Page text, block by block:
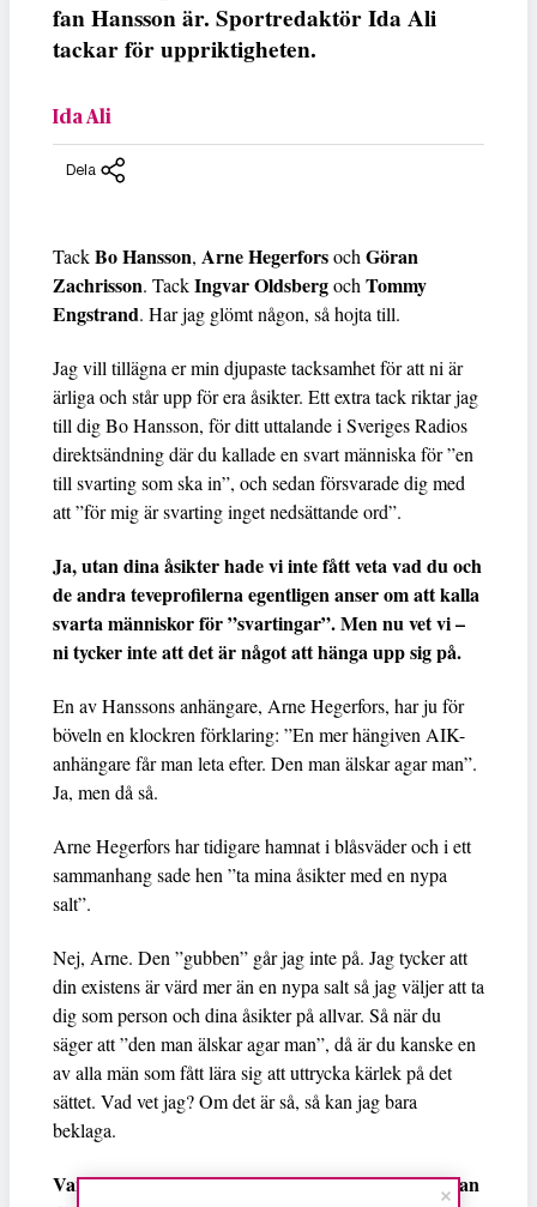
fan Hansson är. Sportredaktör Ida Ali
tackar för uppriktigheten.
Ida Ali
Dela
TackBo Hansson, Arne Hegerforsoch Göran
Zachrisson. TackIngvar Oldsbergoch Tommy
Engstrand. Har jag glömt någon, så hojta till.
Jag vill tillägna er min djupaste tacksamhet för att ni är
ärliga och står upp för era åsikter. Ett extra tack riktar jag
till dig Bo Hansson, för ditt uttalande i Sveriges Radios
direktsändning där du kallade en svart människa för ”en
till svarting som ska in”, och sedan försvarade dig med
att ”för mig är svarting inget nedsättande ord”.
Ja, utan dina åsikter hade vi inte fått veta vad du och
de andra teveprofilerna egentligen anser om att kalla
svarta människor för ”svartingar”. Men nu vet vi –
ni tycker inte att det är något att hänga upp sig på.
En av Hanssons anhängare, Arne Hegerfors, har ju för
böveln en klockren förklaring: ”En mer hängiven AIK-
anhängare får man leta efter. Den man älskar agar man”.
Ja, men då så.
Arne Hegerfors har tidigare hamnat i blåsväder och i ett
sammanhang sade hen ”ta mina åsikter med en nypa
salt”.
Nej, Arne. Den ”gubben” går jag inte på. Jag tycker att
din existens är värd mer än en nypa salt så jag väljer att ta
dig som person och dina åsikter på allvar. Så när du
säger att ”den man älskar agar man”, då är du kanske en
av alla män som fått lära sig att uttrycka kärlek på det
sättet. Vad vet jag? Om det är så, så kan jag bara
beklaga.
Vari ligger egentligen problemet i denna härva? Kan